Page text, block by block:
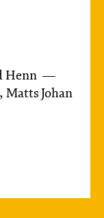
Henn
Matts Johan